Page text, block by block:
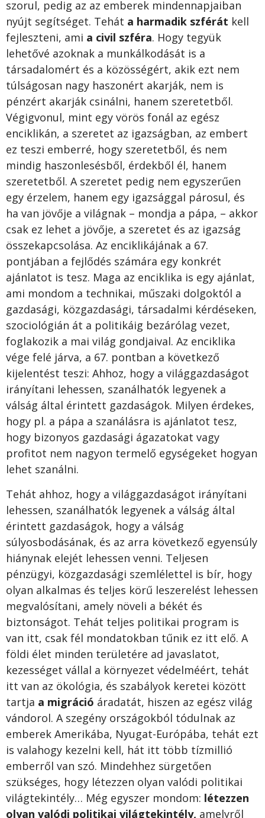
szorul, pedig az az emberek mindennapjaiban
nyújt segítséget. Tehát a harmadik szférát kell
fejleszteni, ami a civil szféra. Hogy tegyük
lehetővé azoknak a munkálkodását is a
társadalomért és a közösségért, akik ezt nem
túlságosan nagy haszonért akarják, nem is
pénzért akarják csinálni, hanem szeretetből.
Végigvonul, mint egy vörös fonál az egész
enciklikán, a szeretet az igazságban, az embert
ez teszi emberré, hogy szeretetből, és nem
mindig haszonlesésből, érdekből él, hanem
szeretetből. A szeretet pedig nem egyszerűen
egy érzelem, hanem egy igazsággal párosul, és
ha van jövője a világnak – mondja a pápa, – akkor
csak ez lehet a jövője, a szeretet és az igazság
összekapcsolása. Az enciklikájának a 67.
pontjában a fejlődés számára egy konkrét
ajánlatot is tesz. Maga az enciklika is egy ajánlat,
ami mondom a technikai, műszaki dolgoktól a
gazdasági, közgazdasági, társadalmi kérdéseken,
szociológián át a politikáig bezárólag vezet,
foglakozik a mai világ gondjaival. Az enciklika
vége felé járva, a 67. pontban a következő
kijelentést teszi: Ahhoz, hogy a világgazdaságot
irányítani lehessen, szanálhatók legyenek a
válság által érintett gazdaságok. Milyen érdekes,
hogy pl. a pápa a szanálásra is ajánlatot tesz,
hogy bizonyos gazdasági ágazatokat vagy
profitot nem nagyon termelő egységeket hogyan
lehet szanálni.
Tehát ahhoz, hogy a világgazdaságot irányítani
lehessen, szanálhatók legyenek a válság által
érintett gazdaságok, hogy a válság
súlyosbodásának, és az arra következő egyensúly
hiánynak elejét lehessen venni. Teljesen
pénzügyi, közgazdasági szemlélettel is bír, hogy
olyan alkalmas és teljes körű leszerelést lehessen
megvalósítani, amely növeli a békét és
biztonságot. Tehát teljes politikai program is
van itt, csak fél mondatokban tűnik ez itt elő. A
földi élet minden területére ad javaslatot,
kezességet vállal a környezet védelméért, tehát
itt van az ökológia, és szabályok keretei között
tartja a migráció áradatát, hiszen az egész világ
vándorol. A szegény országokból tódulnak az
emberek Amerikába, Nyugat-Európába, tehát ezt
is valahogy kezelni kell, hát itt több tízmillió
emberről van szó. Mindehhez sürgetően
szükséges, hogy létezzen olyan valódi politikai
világtekintély… Még egyszer mondom: létezzen
olyan valódi politikai világtekintély, amelyről